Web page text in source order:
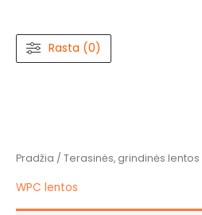
Rasta (0)
Pradžia / Terasinės, grindinės lentos
WPC lentos